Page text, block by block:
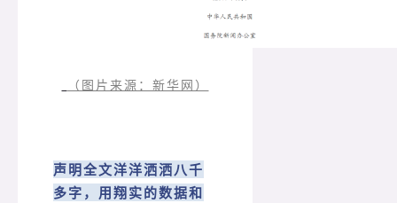
（图片来源：新华网）
声明全文洋洋洒洒八千
多字，用翔实的数据和